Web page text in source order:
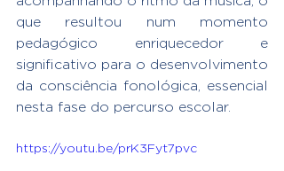
que resultou num momento
pedagógico enriquecedor e
significativo para o desenvolvimento
da consciência fonológica, essencial
nesta fase do percurso escolar.
https://youtu.be/prK3Fyt7pvc